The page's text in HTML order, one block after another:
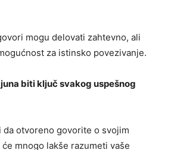
mogu delovati zahtevno, ali
za istinsko povezivanje.
biti ključ svakog uspešnog
otvoreno govorite o svojim
mnogo lakše razumeti vaše